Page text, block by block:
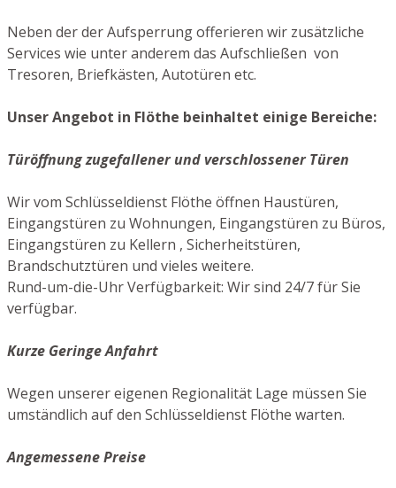
Neben der der Aufsperrung offerieren wir zusätzliche
Services wie unter anderem das Aufschließen von
Tresoren, Briefkästen, Autotüren etc.
Unser Angebot in Flöthe beinhaltet einige Bereiche:
Türöffnung zugefallener und verschlossener Türen
Wir vom Schlüsseldienst Flöthe öffnen Haustüren,
Eingangstüren zu Wohnungen, Eingangstüren zu Büros,
Eingangstüren zu Kellern , Sicherheitstüren,
Brandschutztüren und vieles weitere.
Rund-um-die-Uhr Verfügbarkeit: Wir sind 24/7 für Sie
verfügbar.
Kurze Geringe Anfahrt
Wegen unserer eigenen Regionalität Lage müssen Sie
umständlich auf den Schlüsseldienst Flöthe warten.
Angemessene Preise